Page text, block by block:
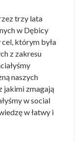
trzy lata
w Dębicy
cel, którym była
z zakresu
naszych
jakimi zmagają
w social
w łatwy i